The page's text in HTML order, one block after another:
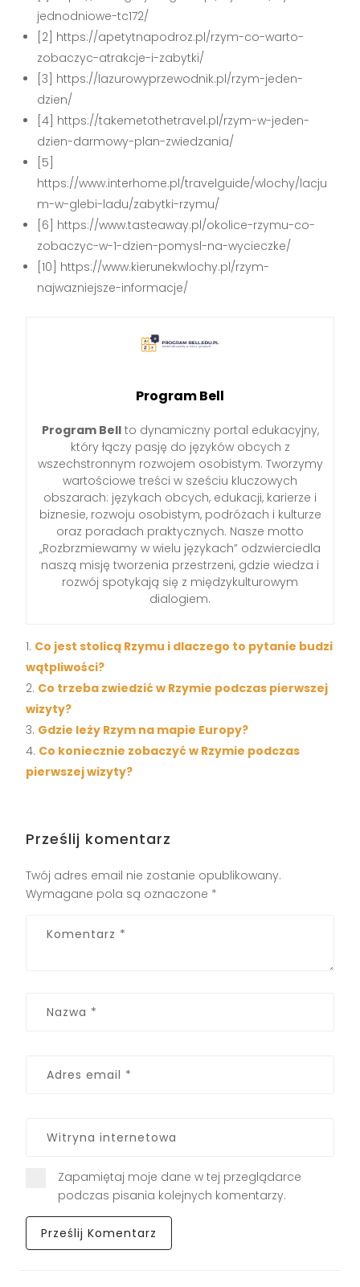
jednodniowe-tc172/
[2] https://apetytnapodroz.pl/rzym-co-warto-
zobaczyc-atrakcje-i-zabytki/
[3] https://lazurowyprzewodnik.pl/rzym-jeden-
dzien/
[4] https://takemetothetravel.pl/rzym-w-jeden-
dzien-darmowy-plan-zwiedzania/
[5]
https://www.interhome.pl/travelguide/wlochy/lacju
m-w-glebi-ladu/zabytki-rzymu/
[6] https://www.tasteaway.pl/okolice-rzymu-co-
zobaczyc-w-1-dzien-pomysl-na-wycieczke/
[10] https://www.kierunekwlochy.pl/rzym-
najwazniejsze-informacje/
Program Bell
Program Bellto dynamiczny portal edukacyjny,
który łączy pasję do języków obcych z
wszechstronnym rozwojem osobistym. Tworzymy
wartościowe treści w sześciu kluczowych
obszarach: językach obcych, edukacji, karierze i
biznesie, rozwoju osobistym, podróżach i kulturze
oraz poradach praktycznych. Nasze motto
„Rozbrzmiewamy w wielu językach” odzwierciedla
naszą misję tworzenia przestrzeni, gdzie wiedza i
rozwój spotykają się z międzykulturowym
dialogiem.
Co jest stolicą Rzymu i dlaczego to pytanie budzi
wątpliwości?
Co trzeba zwiedzić w Rzymie podczas pierwszej
wizyty?
Gdzie leży Rzym na mapie Europy?
Co koniecznie zobaczyć w Rzymie podczas
pierwszej wizyty?
Prześlij komentarz
Twój adres email nie zostanie opublikowany.
Wymagane pola są oznaczone *
Zapamiętaj moje dane w tej przeglądarce
podczas pisania kolejnych komentarzy.